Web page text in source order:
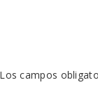
Los campos